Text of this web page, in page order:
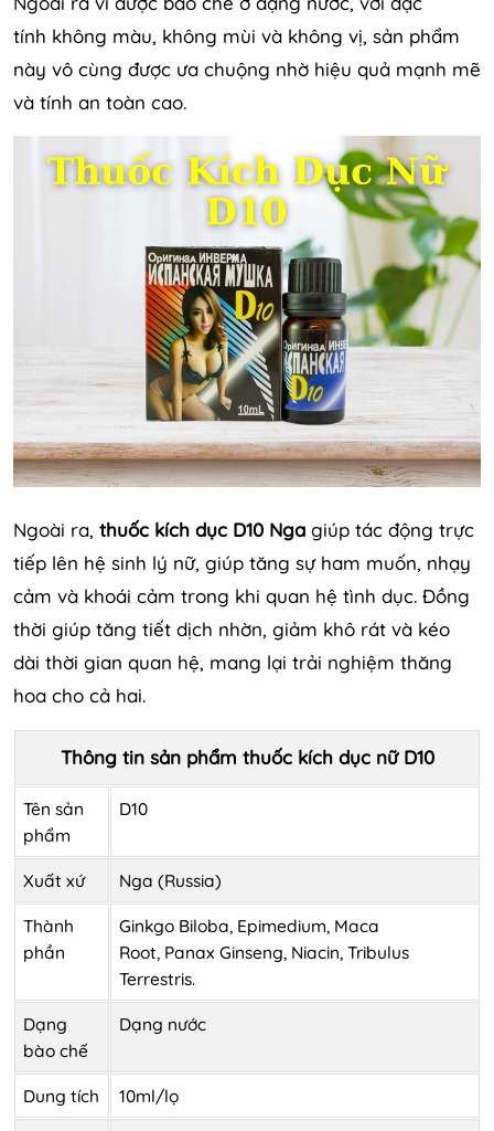
tính không màu, không mùi và không vị, sản phẩm
này vô cùng được ưa chuộng nhờ hiệu quả mạnh mẽ
và tính an toàn cao.
Ngoài ra, thuốc kích dục D10 Nga giúp tác động trực
tiếp lên hệ sinh lý nữ, giúp tăng sự ham muốn, nhạy
cảm và khoái cảm trong khi quan hệ tình dục. Đồng
thời giúp tăng tiết dịch nhờn, giảm khô rát và kéo
dài thời gian quan hệ, mang lại trải nghiệm thăng
hoa cho cả hai.
Thông tin sản phẩm thuốc kích dục nữ D10
Tên sản
phẩm
D10
Xuất xứ Nga (Russia)
Thành
phần
Ginkgo Biloba, Epimedium, Maca
Root, Panax Ginseng, Niacin, Tribulus
Terrestris.
Dạng
bào chế
Dạng nước
Dung tích 10ml/lọ